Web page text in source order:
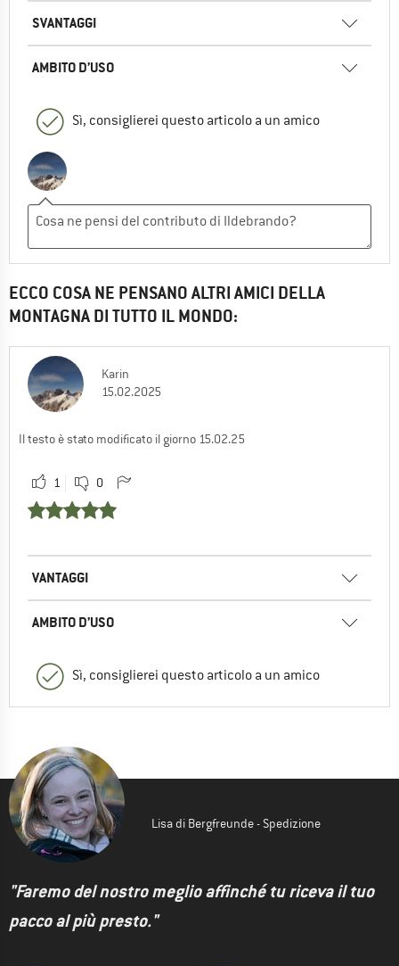
SVANTAGGI
AMBITO D’USO
Sì, consiglierei questo articolo a un amico
ECCO COSA NE PENSANO ALTRI AMICI DELLA
MONTAGNA DI TUTTO IL MONDO:
Karin
15.02.2025
Il testo è stato modificato il giorno 15.02.25
1 0
VANTAGGI
AMBITO D’USO
Sì, consiglierei questo articolo a un amico
Lisa di Bergfreunde - Spedizione
"Faremo del nostro meglio affinché tu riceva il tuo
pacco al più presto."